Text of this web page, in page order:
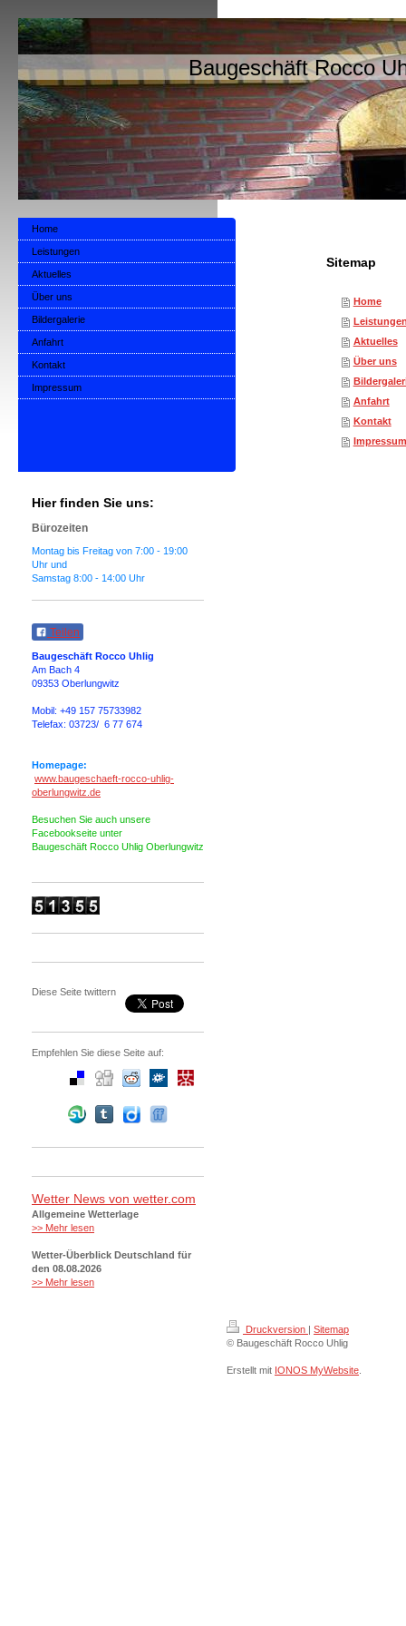
Baugeschäft Rocco
Sitemap
Home
Aktuelles
Über uns
Anfahrt
Kontakt
Impressum
Home
Leistungen
Aktuelles
Über uns
Bildergalerie
Anfahrt
Kontakt
Impressum
Hier finden Sie uns:
Bürozeiten
Montag bis Freitag von 7:00 - 19:00
Uhr und
Samstag 8:00 - 14:00 Uhr
Teilen
Baugeschäft Rocco Uhlig
Am Bach 4
09353 Oberlungwitz
Mobil: +49 157 75733982
Telefax: 03723/ 6 77 674
Homepage:
www.baugeschaeft-rocco-uhlig-
oberlungwitz.de
Besuchen Sie auch unsere
Facebookseite unter
Baugeschäft Rocco Uhlig Oberlungwitz
Diese Seite twittern
Empfehlen Sie diese Seite auf:
Wetter News von wetter.com
Allgemeine Wetterlage
>> Mehr lesen
Wetter-Überblick Deutschland für
den 08.08.2026
>> Mehr lesen
Druckversion | Sitemap
© Baugeschäft Rocco Uhlig
Erstellt mit IONOS MyWebsite